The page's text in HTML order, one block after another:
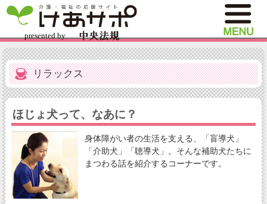
リラックス
ほじょ犬って、なあに？
身体障がい者の生活を支える、「盲導犬」
「介助犬」「聴導犬」。そんな補助犬たちに
まつわる話を紹介するコーナーです。